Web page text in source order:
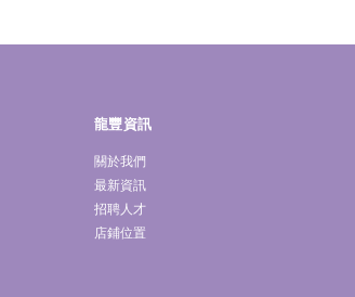
龍豐資訊
關於我們
最新資訊
招聘人才
店鋪位置